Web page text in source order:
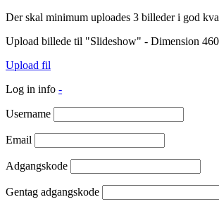
Der skal minimum uploades 3 billeder i god
Upload billede til "Slideshow" - Dimension
Upload fil
Log in info -
Username
Email
Adgangskode
Gentag adgangskode